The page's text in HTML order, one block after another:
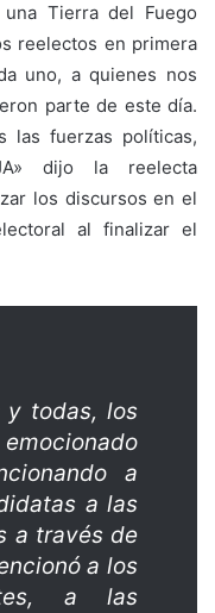
Tierra del Fuego
reelectos en primera
uno, a quienes nos
parte de este día.
las fuerzas políticas,
dijo la reelecta
los discursos en el
al finalizar el
y todas, los
a
a las
a través de
a los
a las